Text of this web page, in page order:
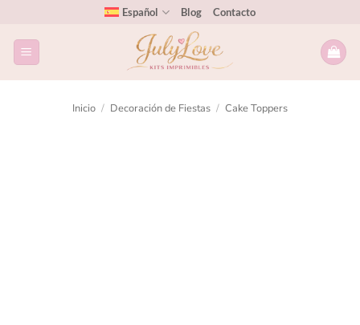
Español Blog Contacto
Inicio / Decoración de Fiestas / Cake Toppers